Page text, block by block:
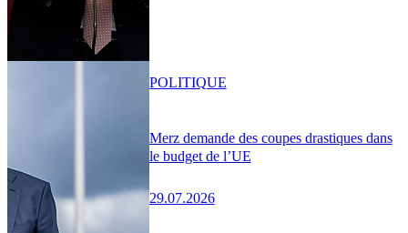
Merz demande des coupes drastiques dans
le budget de l’UE
29.07.2026
POLITIQUE